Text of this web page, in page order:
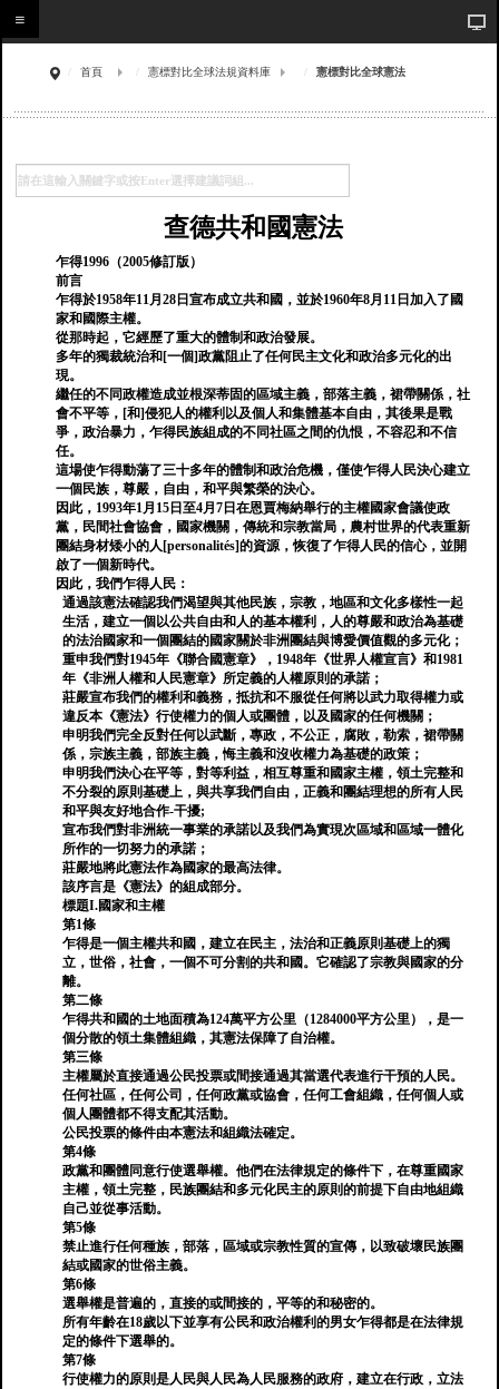
首頁 憲標對比全球法規資料庫 憲標對比全球憲法
查德共和國憲法
乍得1996（2005修訂版）
前言
乍得於1958年11月28日宣布成立共和國，並於1960年8月11日加入了國
家和國際主權。
從那時起，它經歷了重大的體制和政治發展。
多年的獨裁統治和[一個]政黨阻止了任何民主文化和政治多元化的出
現。
繼任的不同政權造成並根深蒂固的區域主義，部落主義，裙帶關係，社
會不平等，[和]侵犯人的權利以及個人和集體基本自由，其後果是戰
爭，政治暴力，乍得民族組成的不同社區之間的仇恨，不容忍和不信
任。
這場使乍得動蕩了三十多年的體制和政治危機，僅使乍得人民決心建立
一個民族，尊嚴，自由，和平與繁榮的決心。
因此，1993年1月15日至4月7日在恩賈梅納舉行的主權國家會議使政
黨，民間社會協會，國家機關，傳統和宗教當局，農村世界的代表重新
團結身材矮小的人[personalités]的資源，恢復了乍得人民的信心，並開
啟了一個新時代。
因此，我們乍得人民：
通過該憲法確認我們渴望與其他民族，宗教，地區和文化多樣性一起
生活，建立一個以公共自由和人的基本權利，人的尊嚴和政治為基礎
的法治國家和一個團結的國家關於非洲團結與博愛價值觀的多元化；
重申我們對1945年《聯合國憲章》，1948年《世界人權宣言》和1981
年《非洲人權和人民憲章》所定義的人權原則的承諾；
莊嚴宣布我們的權利和義務，抵抗和不服從任何將以武力取得權力或
違反本《憲法》行使權力的個人或團體，以及國家的任何機關；
申明我們完全反對任何以武斷，專政，不公正，腐敗，勒索，裙帶關
係，宗族主義，部族主義，悔主義和沒收權力為基礎的政策；
申明我們決心在平等，對等利益，相互尊重和國家主權，領土完整和
不分裂的原則基礎上，與共享我們自由，正義和團結理想的所有人民
和平與友好地​​合作-干擾;
宣布我們對非洲統一事業的承諾以及我們為實現次區域和區域一體化
所作的一切努力的承諾；
莊嚴地將此憲法作為國家的最高法律。
該序言是《憲法》的組成部分。
標題I.國家和主權
第1條
乍得是一個主權共和國，建立在民主，法治和正義原則基礎上的獨
立，世俗，社會，一個不可分割的共和國。它確認了宗教與國家的分
離。
第二條
乍得共和國的土地面積為124萬平方公里（1284000平方公里），是一
個分散的領土集體組織，其憲法保障了自治權。
第三條
主權屬於直接通過公民投票或間接通過其當選代表進行干預的人民。
任何社區，任何公司，任何政黨或協會，任何工會組織，任何個人或
個人團體都不得支配其活動。
公民投票的條件由本憲法和組織法確定。
第4條
政黨和團體同意行使選舉權。他們在法律規定的條件下，在尊重國家
主權，領土完整，民族團結和多元化民主的原則的前提下自由地組織
自己並從事活動。
第5條
禁止進行任何種族，部落，區域或宗教性質的宣傳，以致破壞民族團
結或國家的世俗主義。
第6條
選舉權是普遍的，直接的或間接的，平等的和秘密的。
所有年齡在18歲以下並享有公民和政治權利的男女乍得都是在法​​律規
定的條件下選舉的。
第7條
行使權力的原則是人民與人民為人民服務的政府，建立在行政，立法